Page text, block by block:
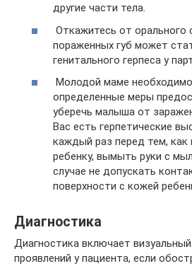
другие части тела.
Откажитесь от орального
пораженных губ может
генитального герпеса у
Молодой маме
определенные меры
уберечь малыша от
Вас есть герпетические
каждый раз перед тем, как
ребенку, вымыть руки с
случае не допускать
поверхности с кожей
Диагностика
Диагностика включает
проявлений у пациента, если